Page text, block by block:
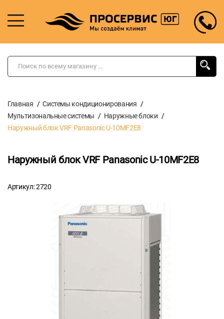
Главная
Системы кондиционирования
Мультизональные системы
Наружные блоки
Наружный блок VRF Panasonic U-10MF2E8
Наружный блок VRF Panasonic U-10MF2E8
Артикул: 2720